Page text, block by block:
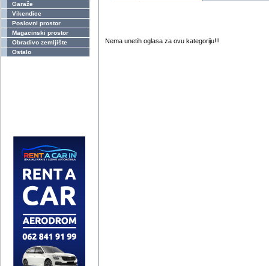
Garaže
Vikendice
Poslovni prostor
Magacinski prostor
Obradivo zemljište
Ostalo
Nema unetih oglasa za ovu kategoriju!!!